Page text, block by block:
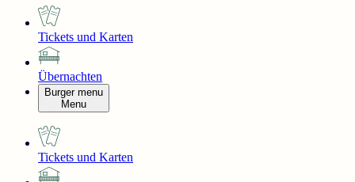
Tickets und Karten
Übernachten
Burger menu
Menu
Tickets und Karten